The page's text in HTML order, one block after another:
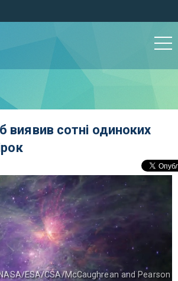
сотні одиноких
ESA/CSA/McCaughrean and Pearson